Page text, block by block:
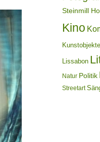
Steinmill
Kino
Kunstobjekte
Lissabon
Natur Politik
Streetart